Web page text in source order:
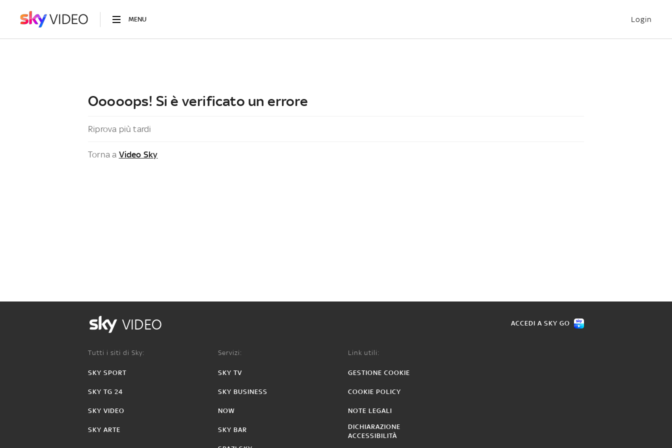
MENU Login
Ooooops! Si è verificato un errore
Riprova più tardi
Torna a Video Sky
VIDEO ACCEDI A SKY GO
Tutti i siti di Sky:
SKY SPORT
SKY TG 24
SKY VIDEO
SKY ARTE
Servizi:
SKY TV
SKY BUSINESS
NOW
SKY BAR
Link utili:
GESTIONE COOKIE
COOKIE POLICY
NOTE LEGALI
DICHIARAZIONE
ACCESSIBILITÀ